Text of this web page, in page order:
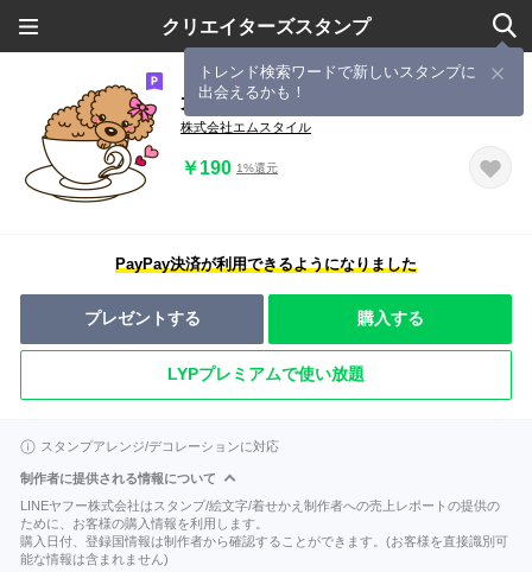
クリエイターズスタンプ
トレンド検索ワードで新しいスタンプに
出会えるかも！
犬だらけ
株式会社エムスタイル
￥190 1%還元
PayPay決済が利用できるようになりました
プレゼントする 購入する
LYPプレミアムで使い放題
スタンプアレンジ/デコレーションに対応
制作者に提供される情報について
LINEヤフー株式会社はスタンプ/絵文字/着せかえ制作者への売上レポートの提供の
ために、お客様の購入情報を利用します。
購入日付、登録国情報は制作者から確認することができます。(お客様を直接識別可
能な情報は含まれません)